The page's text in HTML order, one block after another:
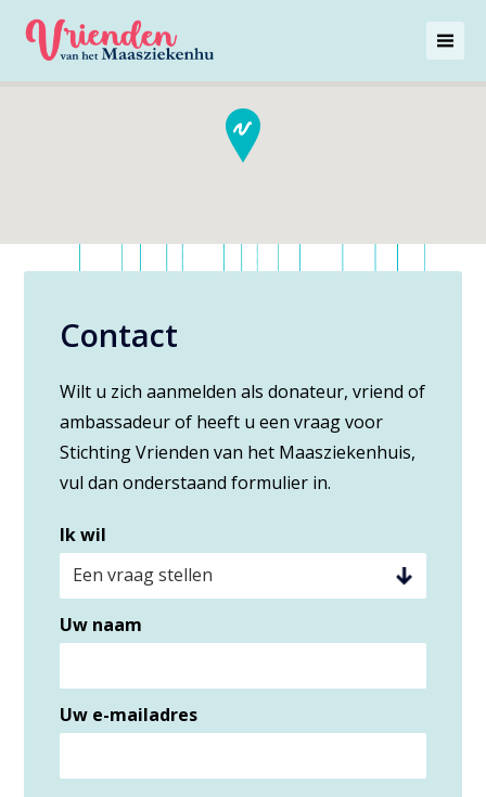
Contact
Wilt u zich aanmelden als donateur, vriend of
ambassadeur of heeft u een vraag voor
Stichting Vrienden van het Maasziekenhuis,
vul dan onderstaand formulier in.
Ik wil
Uw naam
Uw e-mailadres